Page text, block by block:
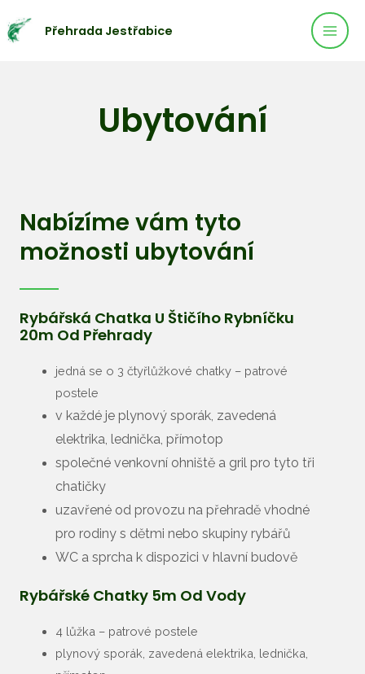
na
Přehrada Jestřabice
Ubytování
Nabízíme vám tyto
možnosti ubytování
Rybářská Chatka U Štičího Rybníčku
20m Od Přehrady
jedná se o 3 čtyřlůžkové chatky – patrové
postele
v každé je plynový sporák, zavedená
elektrika, lednička, přímotop
společné venkovní ohniště a gril pro tyto tři
chatičky
uzavřené od provozu na přehradě vhodné
pro rodiny s dětmi nebo skupiny rybářů
WC a sprcha k dispozici v hlavní budově
Rybářské Chatky 5m Od Vody
4 lůžka – patrové postele
plynový sporák, zavedená elektrika, lednička,